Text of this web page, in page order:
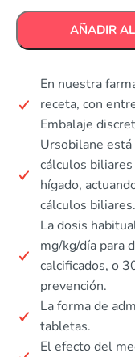
AÑADIR
En nuestra
receta, con
Embalaje
Ursobilane
cálculos
hígado,
cálculos biliares.
La dosis
mg/kg/día para
calcificados, o
prevención.
La forma de
tabletas.
El efecto del